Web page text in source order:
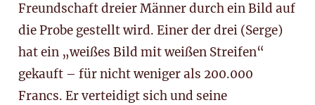
Freundschaft dreier Männer durch ein Bild auf
die Probe gestellt wird. Einer der drei (Serge)
hat ein „weißes Bild mit weißen Streifen“
gekauft – für nicht weniger als 200.000
Francs. Er verteidigt sich und seine